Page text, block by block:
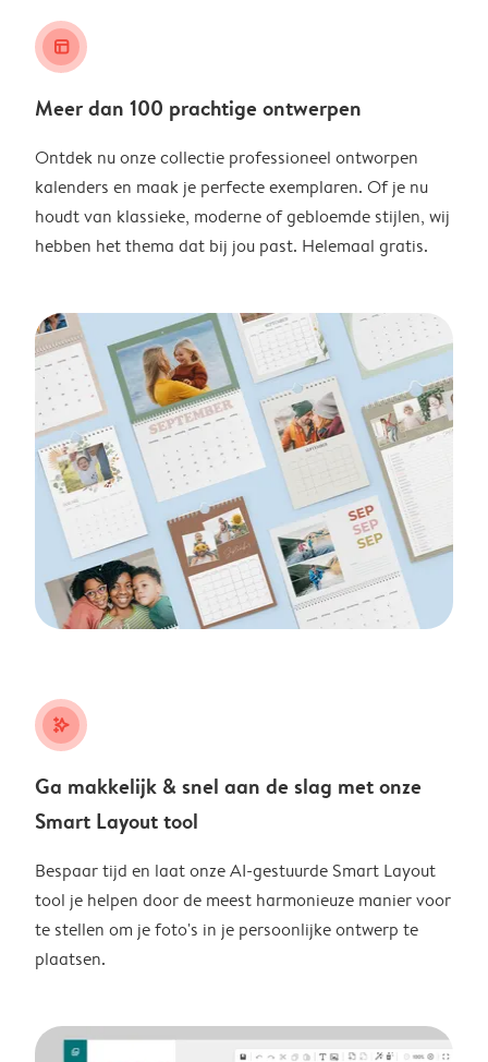
layout_alt
Meer dan 100 prachtige ontwerpen
Ontdek nu onze collectie professioneel ontworpen
kalenders en maak je perfecte exemplaren. Of je nu
houdt van klassieke, moderne of gebloemde stijlen, wij
hebben het thema dat bij jou past. Helemaal gratis.
stars_plus
Ga makkelijk & snel aan de slag met onze
Smart Layout tool
Bespaar tijd en laat onze AI-gestuurde Smart Layout
tool je helpen door de meest harmonieuze manier voor
te stellen om je foto's in je persoonlijke ontwerp te
plaatsen.